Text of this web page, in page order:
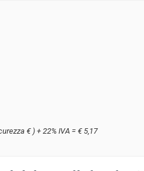
€ ) + 22% IVA = € 5,17